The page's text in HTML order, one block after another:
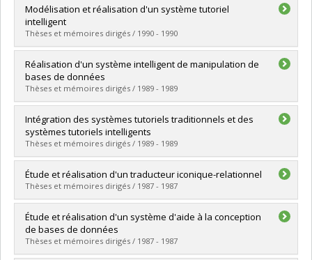
Graduate :Perreault, Marc
Cycle :Master's
Grade :M. Sc.
Lien vers le document dans Papyrus
Modélisation et réalisation d'un système tutoriel
intelligent
Thèses et mémoires dirigés / 1990 - 1990
Graduate :Imbeau, Gilles
Cycle : Doctoral
Grade :Ph. D.
Lien vers le document dans Papyrus
Réalisation d'un système intelligent de manipulation de
bases de données
Thèses et mémoires dirigés / 1989 - 1989
Graduate :Girard, Raynald
Cycle :Master's
Grade :M. Sc.
Lien vers le document dans Papyrus
Intégration des systèmes tutoriels traditionnels et des
systèmes tutoriels intelligents
Thèses et mémoires dirigés / 1989 - 1989
Graduate :Bengio, Samy
Cycle : Master's
Grade :M. Sc.
Lien vers le document dans Papyrus
Étude et réalisation d'un traducteur iconique-relationnel
Thèses et mémoires dirigés / 1987 - 1987
Graduate :Bachr, Ahmed Abdélilah
Cycle :Master's
Grade :M. Sc.
Lien vers le document dans Papyrus
Étude et réalisation d'un système d'aide à la conception
de bases de données
Thèses et mémoires dirigés / 1987 - 1987